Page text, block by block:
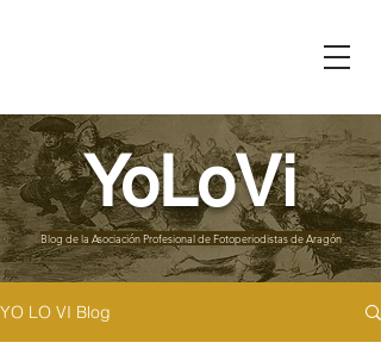
YoLoVi
Blog de la Asociación Profesional de Fotoperiodistas de Aragón
YO LO VI Blog